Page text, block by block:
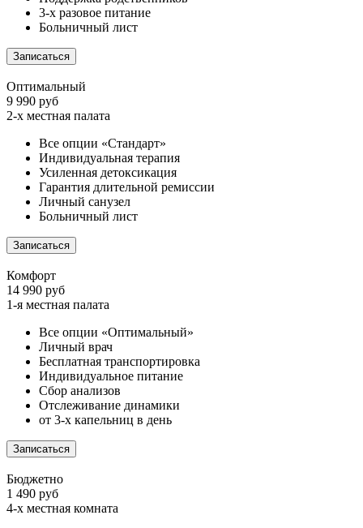
3-х разовое питание
Больничный лист
Записаться
Оптимальный
9 990 руб
2-х местная палата
Все опции «Стандарт»
Индивидуальная терапия
Усиленная детоксикация
Гарантия длительной ремиссии
Личный санузел
Больничный лист
Записаться
Комфорт
14 990 руб
1-я местная палата
Все опции «Оптимальный»
Личный врач
Бесплатная транспортировка
Индивидуальное питание
Сбор анализов
Отслеживание динамики
от 3-х капельниц в день
Записаться
Бюджетно
1 490 руб
4-х местная комната